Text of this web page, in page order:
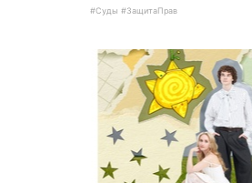
#Суды #ЗащитаПрав